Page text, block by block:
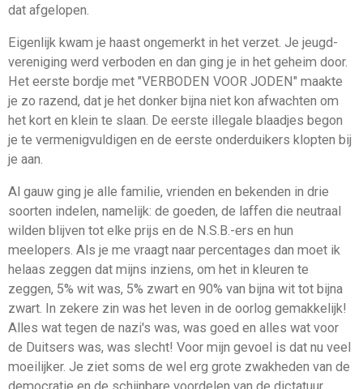
dat afgelopen.
Eigenlijk kwam je haast ongemerkt in het verzet. Je jeugd-
vereniging werd verboden en dan ging je in het geheim door.
Het eerste bordje met "VERBODEN VOOR JODEN" maakte
je zo razend, dat je het donker bijna niet kon afwachten om
het kort en klein te slaan. De eerste illegale blaadjes begon
je te vermenigvuldigen en de eerste onderduikers klopten bij
je aan.
Al gauw ging je alle familie, vrienden en bekenden in drie
soorten indelen, namelijk: de goeden, de laffen die neutraal
wilden blijven tot elke prijs en de N.S.B.-ers en hun
meelopers. Als je me vraagt naar percentages dan moet ik
helaas zeggen dat mijns inziens, om het in kleuren te
zeggen, 5% wit was, 5% zwart en 90% van bijna wit tot bijna
zwart. In zekere zin was het leven in de oorlog gemakkelijk!
Alles wat tegen de nazi's was, was goed en alles wat voor
de Duitsers was, was slecht! Voor mijn gevoel is dat nu veel
moeilijker. Je ziet soms de wel erg grote zwakheden van de